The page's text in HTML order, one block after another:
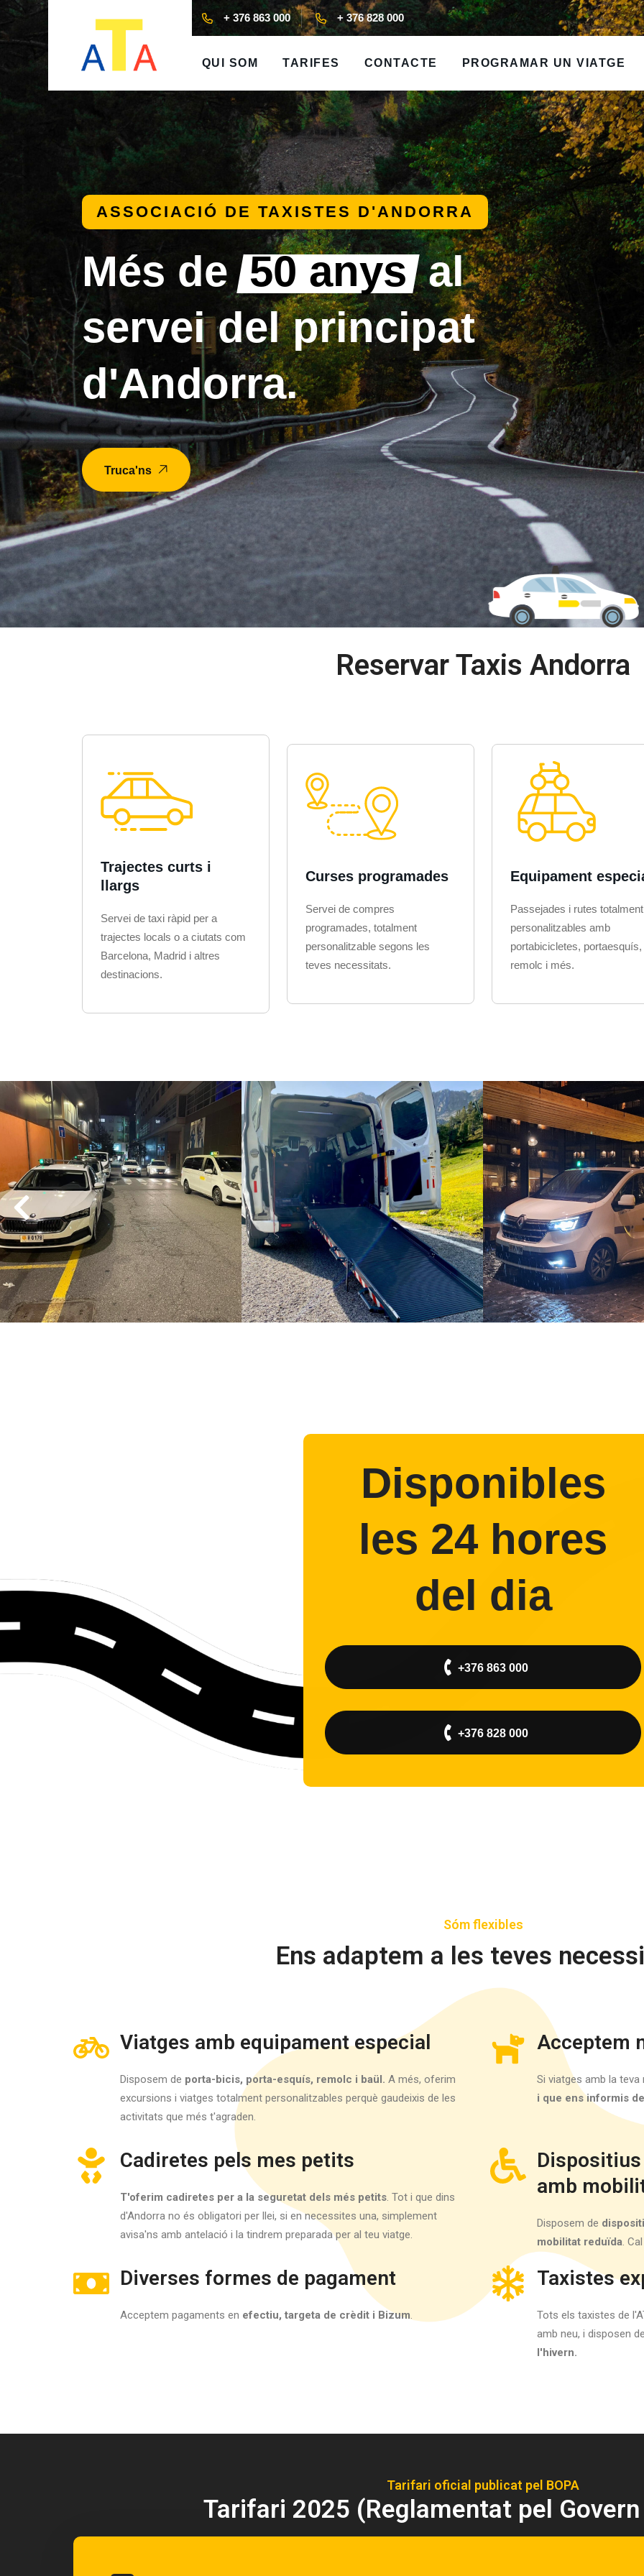
+ 376 863 000 + 376 828 000
QUI SOM TARIFES CONTACTE PROGRAMAR UN VIATGE
ASSOCIACIÓ DE TAXISTES D'ANDORRA
Més de 50 anys al
servei del principat
d'Andorra.
Truca'ns
Reservar Taxis Andorra
Trajectes curts i
llargs
Servei de taxi ràpid per a
trajectes locals o a ciutats com
Barcelona, Madrid i altres
destinacions.
Curses programades
Servei de compres
programades, totalment
personalitzable segons les
teves necessitats.
Equipament
Passejades i rutes totalment
personalitzables amb
portabicicletes, portaesquís,
remolc i més.
Disponibles
les 24 hores
del dia
+376 863 000
+376 828 000
Sóm flexibles
Ens adaptem a les teves
Viatges amb equipament especial
Disposem de porta-bicis, porta-esquís, remolc i baül. A més, oferim
excursions i viatges totalment personalitzables perquè gaudeixis de les
activitats que més t'agraden.
Acceptem
Si viatges amb la
i que ens informis
Cadiretes pels mes petits
T'oferim cadiretes per a la seguretat dels més petits. Tot i que dins
d'Andorra no és obligatori per llei, si en necessites una, simplement
avisa'ns amb antelació i la tindrem preparada per al teu viatge.
amb
Disposem de
mobilitat reduïda.
Diverses formes de pagament
Acceptem pagaments en efectiu, targeta de crèdit i Bizum.
Taxistes
Tots els taxistes de
amb neu, i disposen
l'hivern.
Tarifari oficial publicat pel BOPA
Tarifari 2025 (Reglamentat pel